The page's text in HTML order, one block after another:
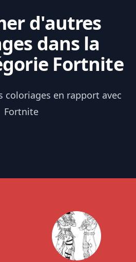
d'autres
dans la
Fortnite
coloriages en rapport avec
Fortnite